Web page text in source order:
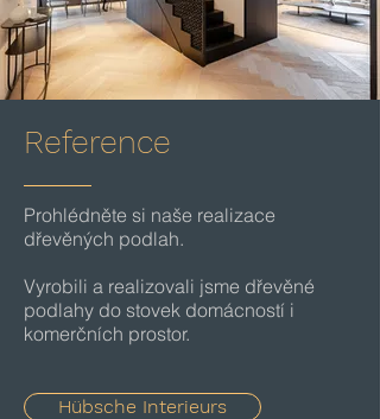
Reference
Prohlédněte si naše realizace
dřevěných podlah.
Vyrobili a realizovali jsme dřevěné
podlahy do stovek domácností i
komerčních prostor.
Hübsche Interieurs